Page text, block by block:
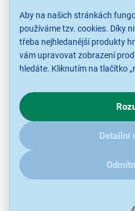
Aby na našich stránkách
používáme tzv. cookies. Díky
třeba nejhledanější produkty
vám upravovat zobrazení
hledáte. Kliknutím na tlačítko
chování na webu pro
zajímají detaily, jak u nás s
kliknětesem.
Detailní
5G, Bluetooth, GPS, Wi-Fi,
Ihned k odeslání
Skladem 1 ks.
U Vás již od 17.8.
7 490 Kč